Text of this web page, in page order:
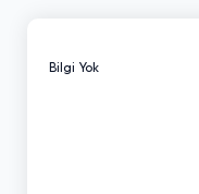
Bilgi Yok